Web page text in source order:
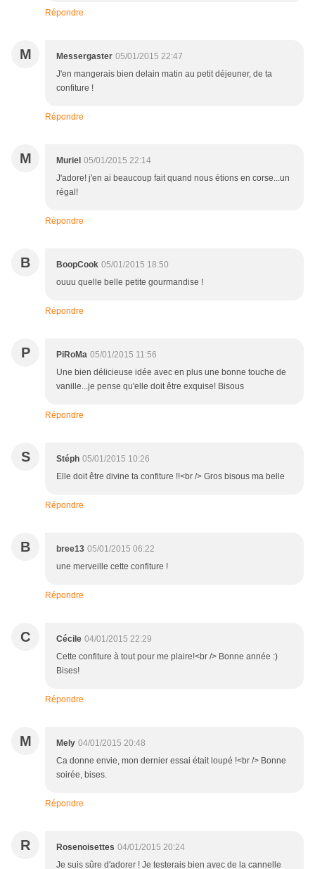
Répondre
M Messergaster 05/01/2015 22:47
J'en mangerais bien delain matin au petit déjeuner, de ta
confiture !
Répondre
M Muriel 05/01/2015 22:14
J'adore! j'en ai beaucoup fait quand nous étions en corse...un
régal!
Répondre
B BoopCook 05/01/2015 18:50
ouuu quelle belle petite gourmandise !
Répondre
P PiRoMa 05/01/2015 11:56
Une bien délicieuse idée avec en plus une bonne touche de
vanille...je pense qu'elle doit être exquise! Bisous
Répondre
S Stéph 05/01/2015 10:26
Elle doit être divine ta confiture !!<br /> Gros bisous ma belle
Répondre
B bree13 05/01/2015 06:22
une merveille cette confiture !
Répondre
C Cécile 04/01/2015 22:29
Cette confiture à tout pour me plaire!<br /> Bonne année :)
Bises!
Répondre
M Mely 04/01/2015 20:48
Ca donne envie, mon dernier essai était loupé !<br /> Bonne
soirée, bises.
Répondre
R Rosenoisettes 04/01/2015 20:24
Je suis sûre d'adorer ! Je testerais bien avec de la cannelle